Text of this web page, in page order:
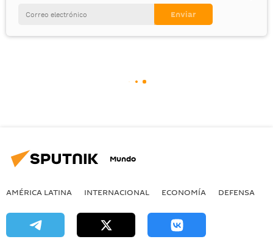
Mundo
AMÉRICA LATINA INTERNACIONAL ECONOMÍA DEFENSA